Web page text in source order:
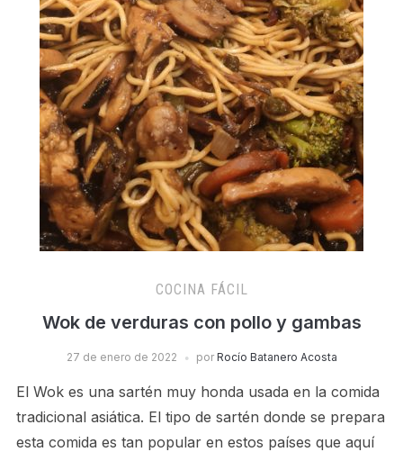
COCINA FÁCIL
Wok de verduras con pollo y gambas
27 de enero de 2022 por Rocío Batanero Acosta
El Wok es una sartén muy honda usada en la comida
tradicional asiática. El tipo de sartén donde se prepara
esta comida es tan popular en estos países que aquí